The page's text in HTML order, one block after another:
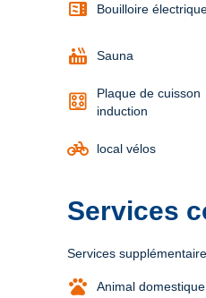
microwave Bouilloire
hot_tub Sauna
Plaque de cuisson
induction
pedal_bike local vélos
Services
Services
pets Animal domestique